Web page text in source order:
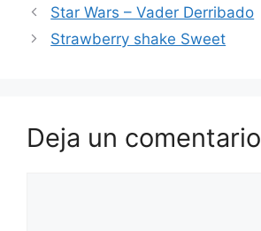
Star Wars – Vader Derribado
Strawberry shake Sweet
Deja un comentario